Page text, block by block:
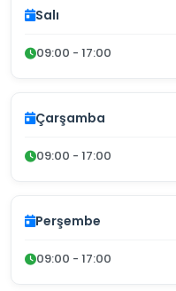
Salı
09:00 - 17:00
Çarşamba
09:00 - 17:00
Perşembe
09:00 - 17:00